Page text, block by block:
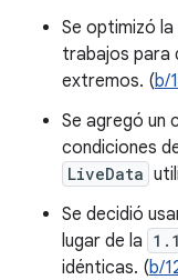
Se optimizó
trabajos para
extremos. (b/
Se agregó un
condiciones
LiveData
Se decidió
lugar de la
idénticas. (b/